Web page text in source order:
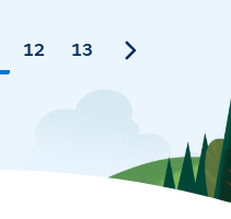
12 13